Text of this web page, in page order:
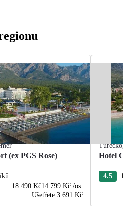
(ex PGS Rose)
18 490 Kč14 799 Kč /os.
Ušetřete 3 691 Kč
Turecko,
Hotel
4.5